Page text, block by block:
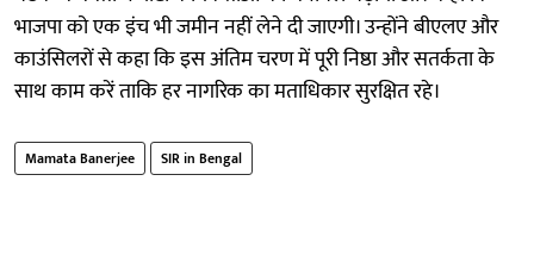
भाजपा को एक इंच भी जमीन नहीं लेने दी जाएगी। उन्होंने बीएलए और
काउंसिलरों से कहा कि इस अंतिम चरण में पूरी निष्ठा और सतर्कता के
साथ काम करें ताकि हर नागरिक का मताधिकार सुरक्षित रहे।
Mamata Banerjee SIR in Bengal